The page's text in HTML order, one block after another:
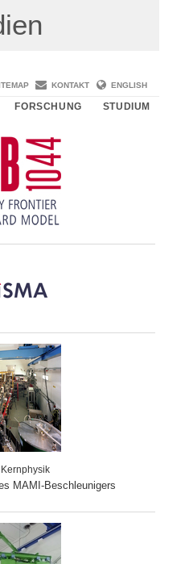
KONTAKT ENGLISH
FORSCHUNG STUDIUM
MAMI-Beschleunigers